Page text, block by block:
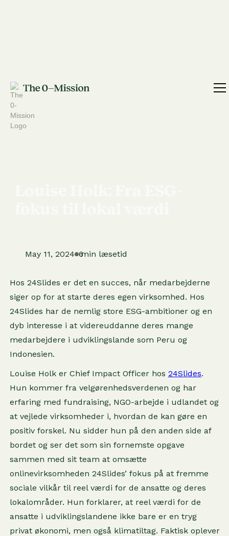
May 11, 2024 6min læsetid
Hos 24Slides er det en succes, når medarbejderne
siger op for at starte deres egen virksomhed. Hos
24Slides har de nemlig store ESG-ambitioner og en
dyb interesse i at videreuddanne deres mange
medarbejdere i udviklingslande som Peru og
Indonesien.
Louise Holk er Chief Impact Officer hos 24Slides.
Hun kommer fra velgørenhedsverdenen og har
erfaring med fundraising, NGO-arbejde i udlandet og
at vejlede virksomheder i, hvordan de kan gøre en
positiv forskel. Nu sidder hun på den anden side af
bordet og ser det som sin fornemste opgave
sammen med sit team at omsætte
onlinevirksomheden 24Slides’ fokus på at fremme
sociale vilkår til reel værdi for de ansatte og deres
lokalområder. Hun forklarer, at reel værdi for de
ansatte i udviklingslandene ikke bare er en tryg
privat økonomi, men også klimatiltag. Faktisk oplever